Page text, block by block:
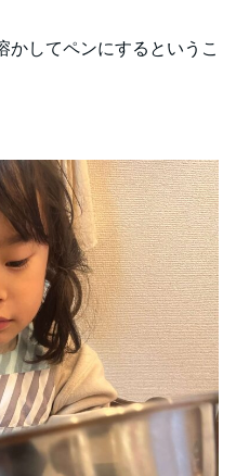
かしてペンにするというこ